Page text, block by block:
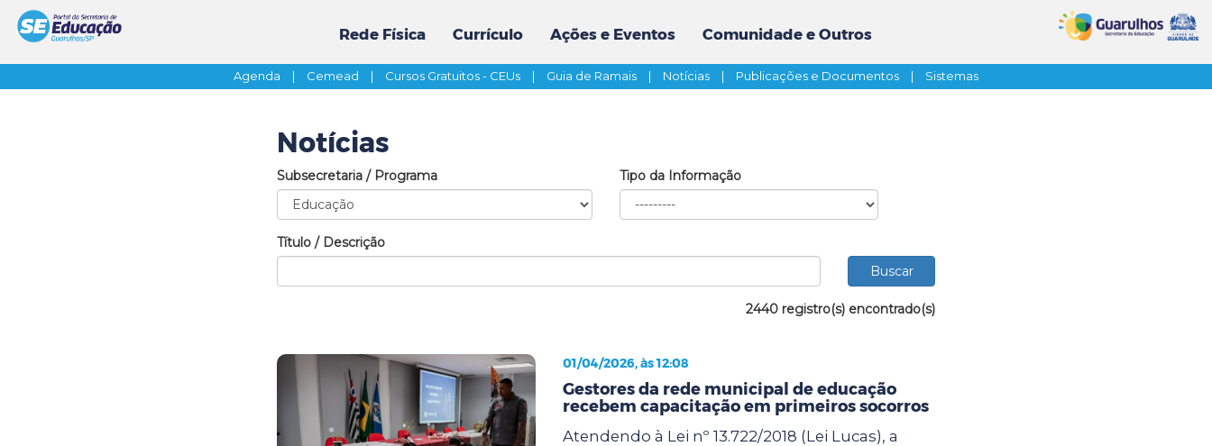
Rede Física Currículo Ações e Eventos Comunidade e Outros
Agenda | Cemead | Cursos Gratuitos - CEUs | Guia de Ramais | Notícias | Publicações e Documentos | Sistemas
Notícias
Subsecretaria / Programa Tipo da Informação
Título / Descrição
2440 registro(s) encontrado(s)
01/04/2026, às 12:08
Gestores da rede municipal de educação
recebem capacitação em primeiros socorros
Atendendo à Lei nº 13.722/2018 (Lei Lucas), a